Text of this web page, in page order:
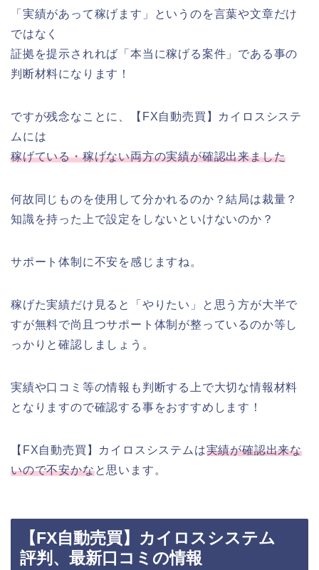
「実績があって稼げます」というのを言葉や文章だけ
ではなく
証拠を提示されれば「本当に稼げる案件」である事の
判断材料になります！
ですが残念なことに、【FX自動売買】カイロスシステ
ムには
稼げている・稼げない両方の実績が確認出来ました
何故同じものを使用して分かれるのか？結局は裁量？
知識を持った上で設定をしないといけないのか？
サポート体制に不安を感じますね。
稼げた実績だけ見ると「やりたい」と思う方が大半で
すが無料で尚且つサポート体制が整っているのか等し
っかりと確認しましょう。
実績や口コミ等の情報も判断する上で大切な情報材料
となりますので確認する事をおすすめします！
【FX自動売買】カイロスシステムは実績が確認出来な
いので不安かなと思います。
【FX自動売買】カイロスシステム
評判、最新口コミの情報